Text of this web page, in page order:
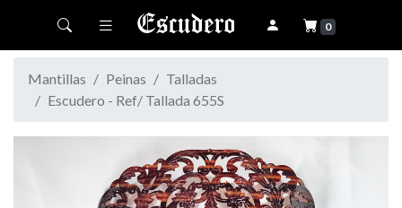
Toggle navigation 0
Mantillas Peinas
Talladas
Escudero - Ref/ Tallada 655S